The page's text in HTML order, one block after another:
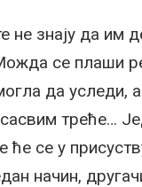
не знају да им
се плаши
да уследи,
треће…
ће се у
начин,